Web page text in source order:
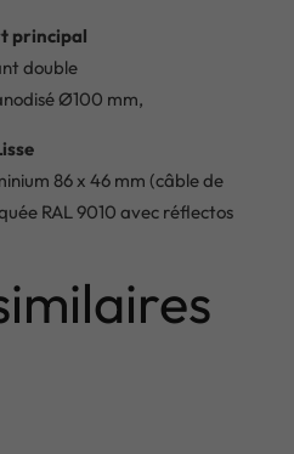
principal
double
Ø100 mm,
86 x 46 mm (câble de
RAL 9010 avec réflectos